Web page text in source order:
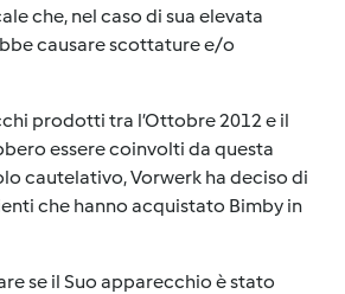
che, nel caso di sua elevata
causare scottature e/o
prodotti tra l’Ottobre 2012 e il
essere coinvolti da questa
cautelativo, Vorwerk ha deciso di
che hanno acquistato Bimby in
se il Suo apparecchio è stato